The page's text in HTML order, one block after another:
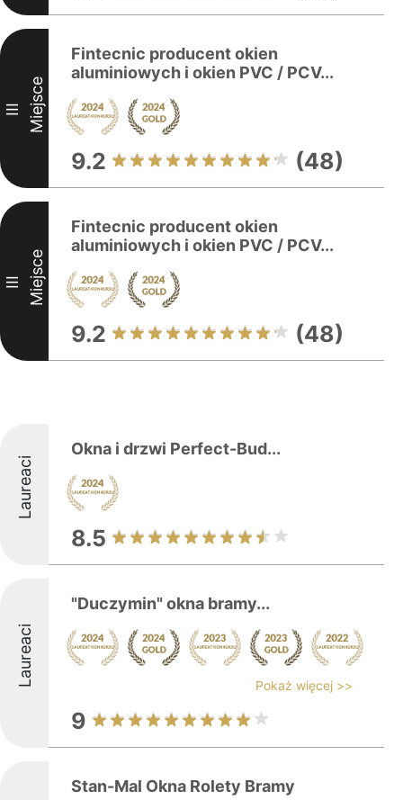
III Miejsce
Fintecnic producent okien
aluminiowych i okien PVC / PCV...
9.2 (48)
III Miejsce
Fintecnic producent okien
aluminiowych i okien PVC / PCV...
9.2 (48)
Laureaci
Okna i drzwi Perfect-Bud...
8.5
Laureaci
"Duczymin" okna bramy...
Pokaż więcej >>
9
Stan-Mal Okna Rolety Bramy